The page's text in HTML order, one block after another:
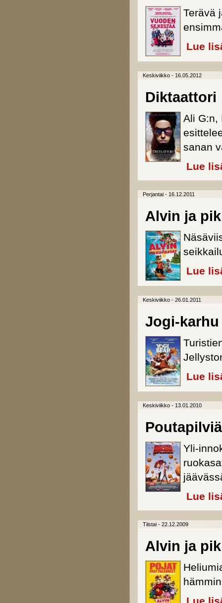
Terävä
Lue
Keskiviikko - 16.05.2012
Diktaattori
Ali G:n,
sanan
Lue
Perjantai - 16.12.2011
Alvin ja
Lue
Keskiviikko - 26.01.2011
Jogi-karhu
Lue
Keskiviikko - 13.01.2010
Yli-
Lue
Tiistai - 22.12.2009
Alvin ja